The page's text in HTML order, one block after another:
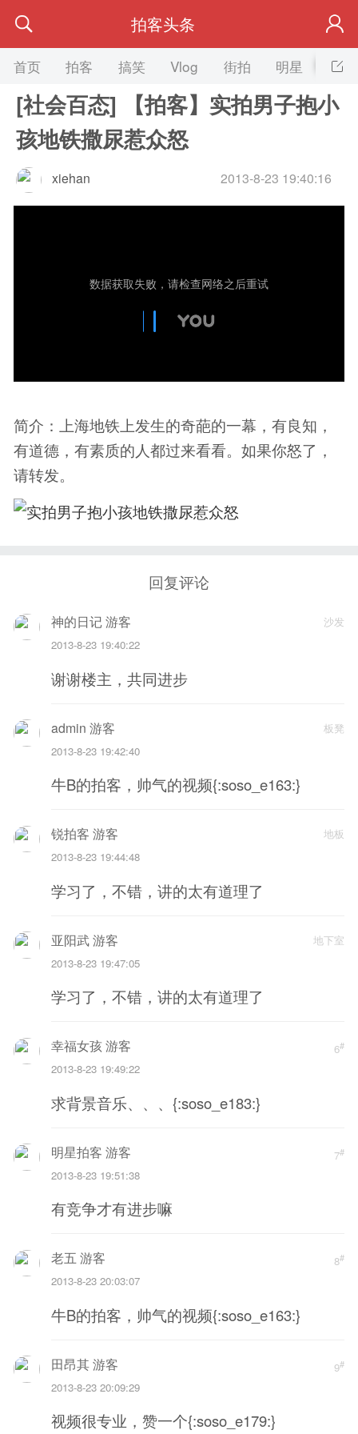
拍客头条
首页 拍客 搞笑 Vlog 街拍 明星 美女
[社会百态] 【拍客】实拍男子抱小
孩地铁撒尿惹众怒
xiehan 2013-8-23 19:40:16
简介：上海地铁上发生的奇葩的一幕，有良知，
有道德，有素质的人都过来看看。如果你怒了，
请转发。
回复评论
沙发
神的日记 游客
2013-8-23 19:40:22
谢谢楼主，共同进步
板凳
admin 游客
2013-8-23 19:42:40
牛B的拍客，帅气的视频{:soso_e163:}
地板
锐拍客 游客
2013-8-23 19:44:48
学习了，不错，讲的太有道理了
地下室
亚阳武 游客
2013-8-23 19:47:05
学习了，不错，讲的太有道理了
6#
幸福女孩 游客
2013-8-23 19:49:22
求背景音乐、、、{:soso_e183:}
7#
明星拍客 游客
2013-8-23 19:51:38
有竞争才有进步嘛
8#
老五 游客
2013-8-23 20:03:07
牛B的拍客，帅气的视频{:soso_e163:}
9#
田昂其 游客
2013-8-23 20:09:29
视频很专业，赞一个{:soso_e179:}